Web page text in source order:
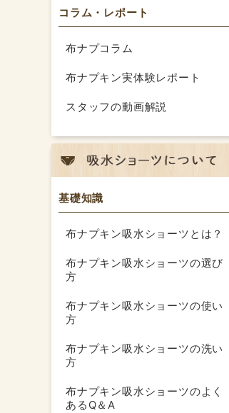
コラム・レポート
布ナプコラム
布ナプキン実体験レポート
スタッフの動画解説
基礎知識
布ナプキン吸水ショーツとは？
布ナプキン吸水ショーツの選び
方
布ナプキン吸水ショーツの使い
方
布ナプキン吸水ショーツの洗い
方
布ナプキン吸水ショーツのよく
あるQ＆A